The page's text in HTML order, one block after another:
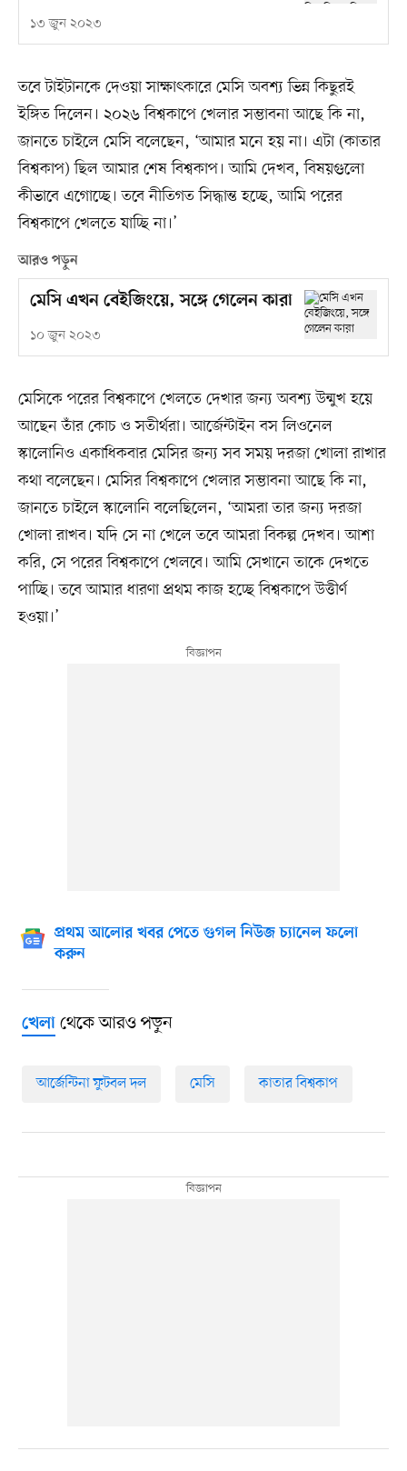
১৩ জুন ২০২৩
তবে টাইটানকে দেওয়া সাক্ষাৎকারে মেসি অবশ্য ভিন্ন কিছুরই
ইঙ্গিত দিলেন। ২০২৬ বিশ্বকাপে খেলার সম্ভাবনা আছে কি না,
জানতে চাইলে মেসি বলেছেন, ‘আমার মনে হয় না। এটা (কাতার
বিশ্বকাপ) ছিল আমার শেষ বিশ্বকাপ। আমি দেখব, বিষয়গুলো
কীভাবে এগোচ্ছে। তবে নীতিগত সিদ্ধান্ত হচ্ছে, আমি পরের
বিশ্বকাপে খেলতে যাচ্ছি না।’
আরও পড়ুন
মেসি এখন বেইজিংয়ে, সঙ্গে গেলেন কারা
১০ জুন ২০২৩
মেসিকে পরের বিশ্বকাপে খেলতে দেখার জন্য অবশ্য উন্মুখ হয়ে
আছেন তাঁর কোচ ও সতীর্থরা। আর্জেন্টাইন বস লিওনেল
স্কালোনিও একাধিকবার মেসির জন্য সব সময় দরজা খোলা রাখার
কথা বলেছেন। মেসির বিশ্বকাপে খেলার সম্ভাবনা আছে কি না,
জানতে চাইলে স্কালোনি বলেছিলেন, ‘আমরা তার জন্য দরজা
খোলা রাখব। যদি সে না খেলে তবে আমরা বিকল্প দেখব। আশা
করি, সে পরের বিশ্বকাপে খেলবে। আমি সেখানে তাকে দেখতে
পাচ্ছি। তবে আমার ধারণা প্রথম কাজ হচ্ছে বিশ্বকাপে উত্তীর্ণ
হওয়া।’
প্রথম আলোর খবর পেতে গুগল নিউজ চ্যানেল ফলো
করুন
খেলাথেকে আরও পড়ুন
আর্জেন্টিনা ফুটবল দল মেসি কাতার বিশ্বকাপ